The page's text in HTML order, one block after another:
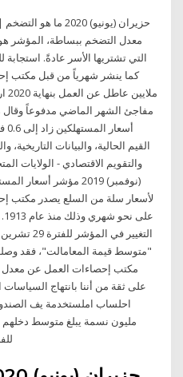
معدل التضخم ببساطة، المؤشر
التي تشتريها الأسر عادةً.
مفاجئ الشهر الماضي مدفوعاً
القيم الحالية، والبيانات
(نوفمبر) 2019 مؤشر
لأسعار سلة من السلع يصدر مكتب
مكتب إحصاءات العمل عن معدل
على ثقة من أننا بانتهاج
احلساب املستخدمة يف